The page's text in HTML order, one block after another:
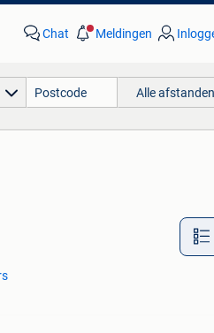
Chat Meldingen
Alle